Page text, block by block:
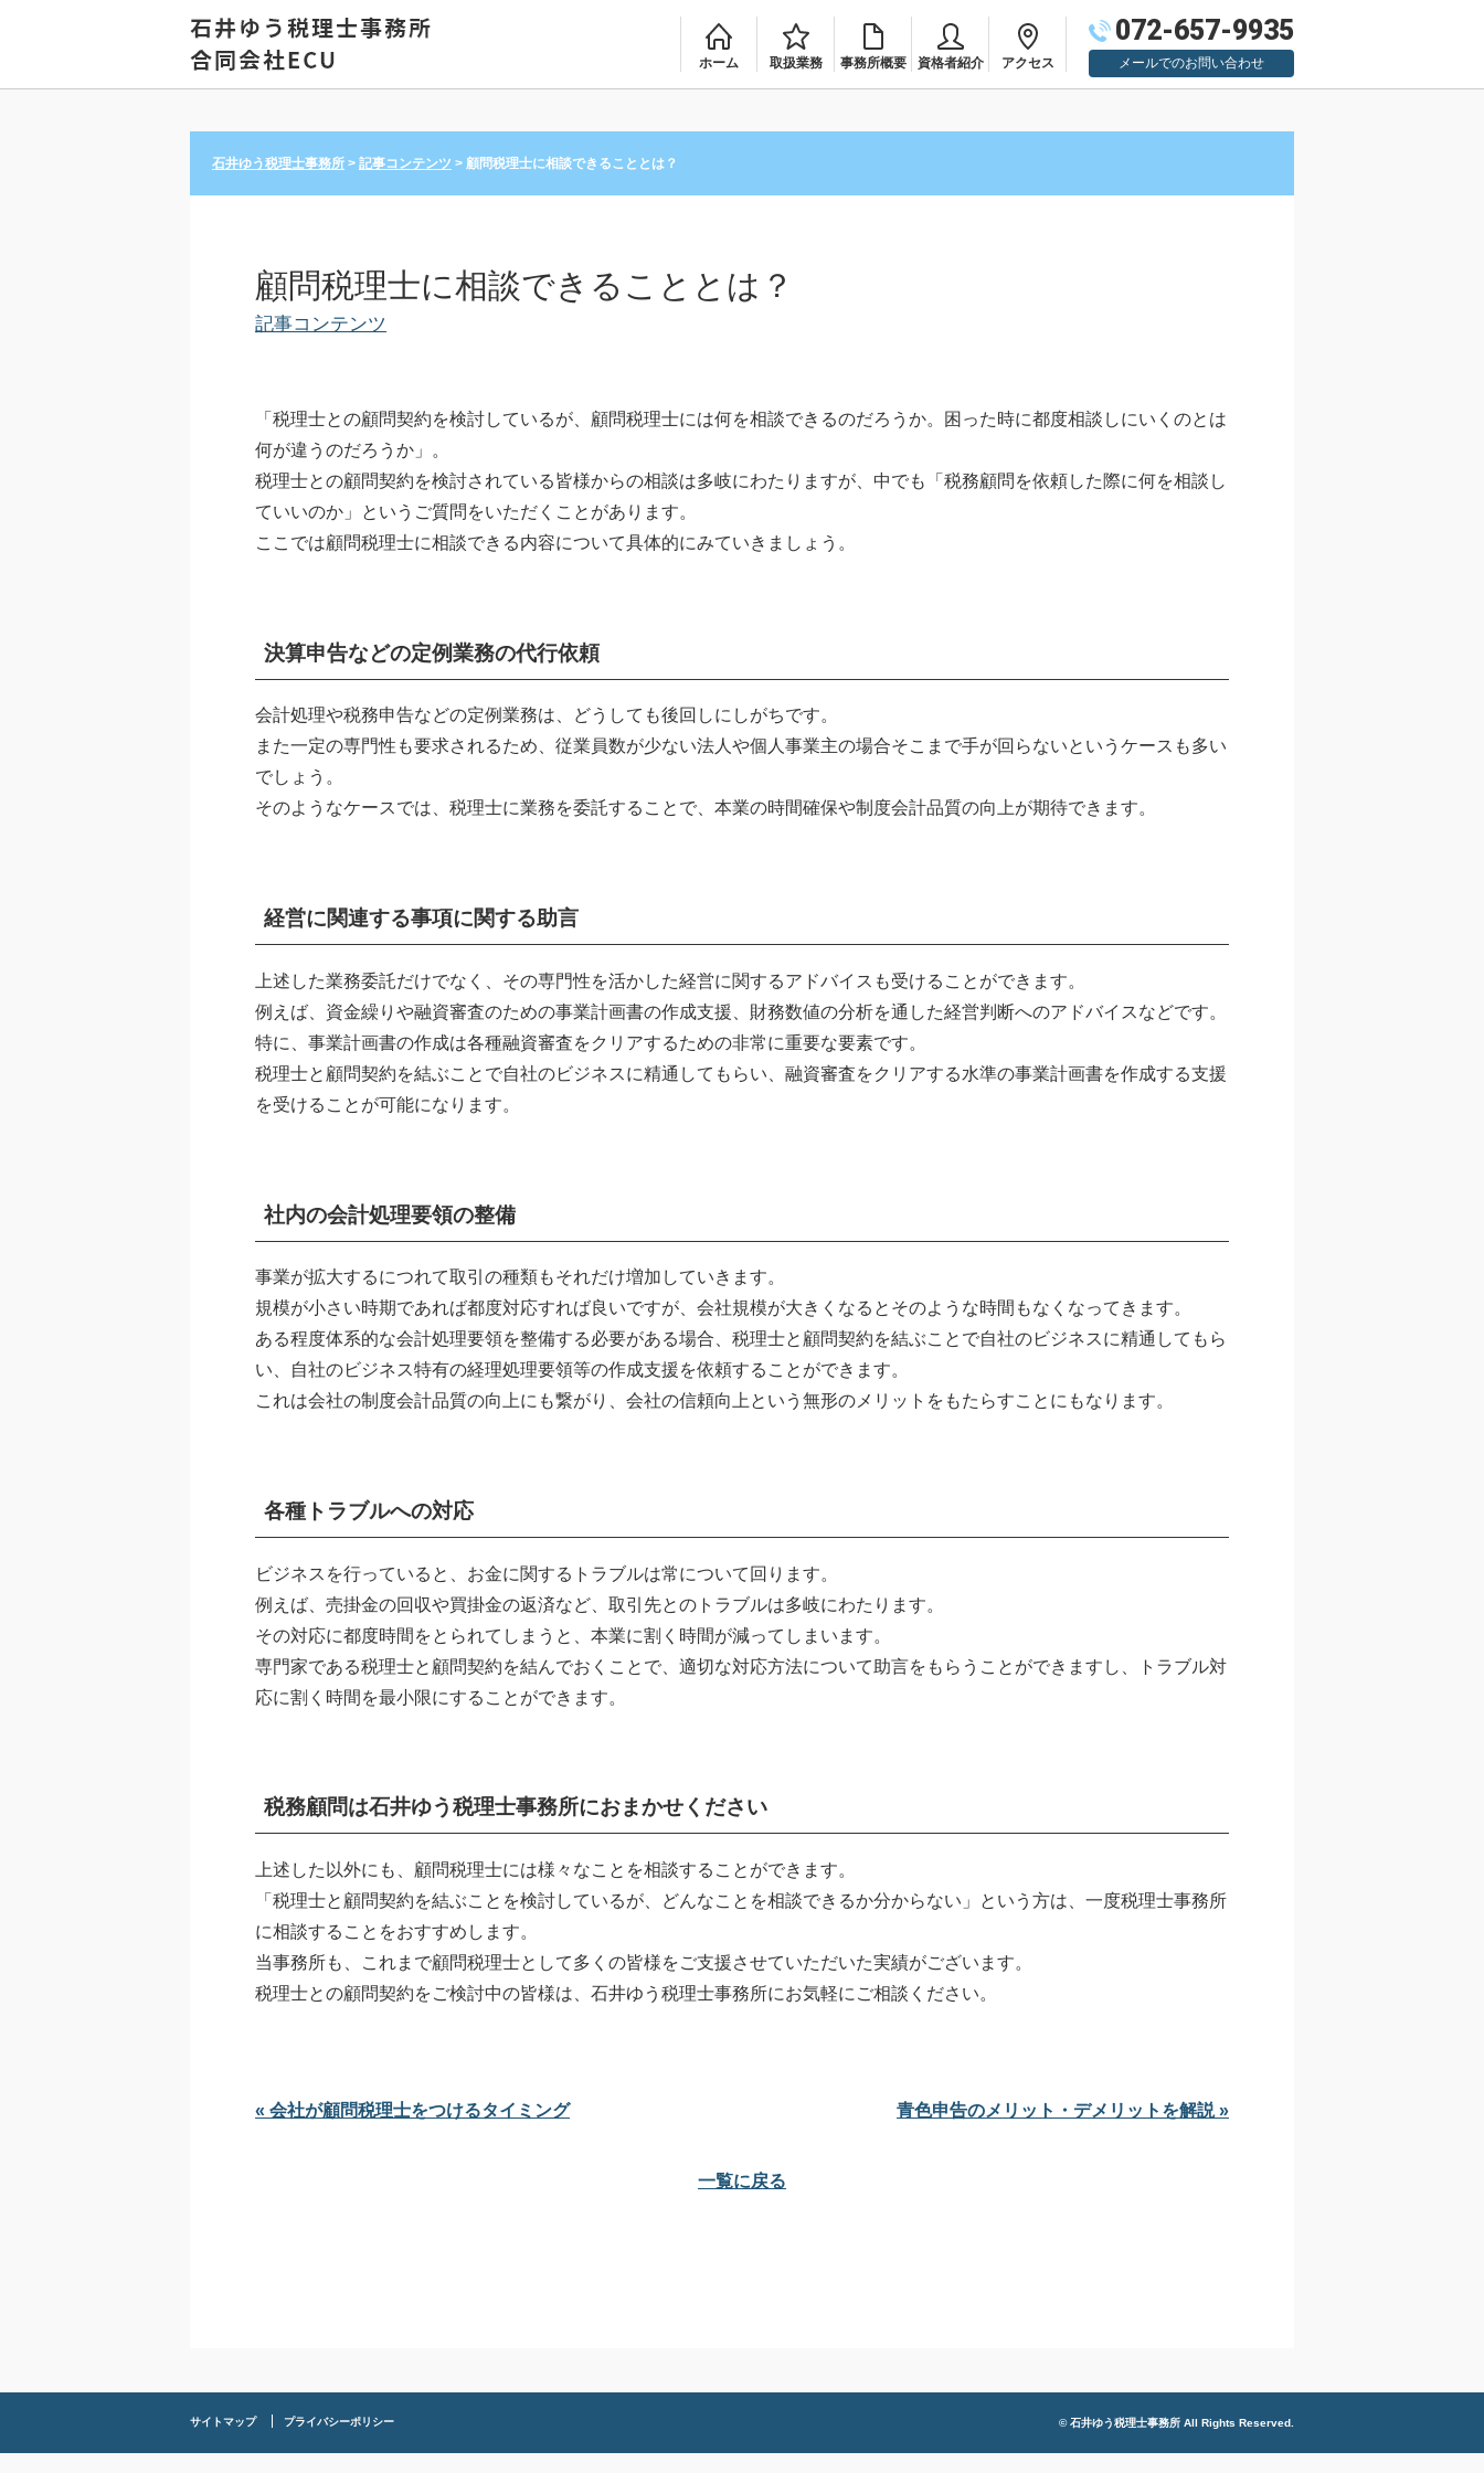
ホーム 取扱業務 事務所概要 資格者紹介 アクセス
072-657-9935
メールでのお問い合わせ
石井ゆう税理士事務所 > 記事コンテンツ > 顧問税理士に相談できることとは？
顧問税理士に相談できることとは？
記事コンテンツ
「税理士との顧問契約を検討しているが、顧問税理士には何を相談できるのだろうか。困った時に都度相談しにいくのとは
何が違うのだろうか」。
税理士との顧問契約を検討されている皆様からの相談は多岐にわたりますが、中でも「税務顧問を依頼した際に何を相談し
ていいのか」というご質問をいただくことがあります。
ここでは顧問税理士に相談できる内容について具体的にみていきましょう。
決算申告などの定例業務の代行依頼
会計処理や税務申告などの定例業務は、どうしても後回しにしがちです。
また一定の専門性も要求されるため、従業員数が少ない法人や個人事業主の場合そこまで手が回らないというケースも多い
でしょう。
そのようなケースでは、税理士に業務を委託することで、本業の時間確保や制度会計品質の向上が期待できます。
経営に関連する事項に関する助言
上述した業務委託だけでなく、その専門性を活かした経営に関するアドバイスも受けることができます。
例えば、資金繰りや融資審査のための事業計画書の作成支援、財務数値の分析を通した経営判断へのアドバイスなどです。
特に、事業計画書の作成は各種融資審査をクリアするための非常に重要な要素です。
税理士と顧問契約を結ぶことで自社のビジネスに精通してもらい、融資審査をクリアする水準の事業計画書を作成する支援
を受けることが可能になります。
社内の会計処理要領の整備
事業が拡大するにつれて取引の種類もそれだけ増加していきます。
規模が小さい時期であれば都度対応すれば良いですが、会社規模が大きくなるとそのような時間もなくなってきます。
ある程度体系的な会計処理要領を整備する必要がある場合、税理士と顧問契約を結ぶことで自社のビジネスに精通してもら
い、自社のビジネス特有の経理処理要領等の作成支援を依頼することができます。
これは会社の制度会計品質の向上にも繋がり、会社の信頼向上という無形のメリットをもたらすことにもなります。
各種トラブルへの対応
ビジネスを行っていると、お金に関するトラブルは常について回ります。
例えば、売掛金の回収や買掛金の返済など、取引先とのトラブルは多岐にわたります。
その対応に都度時間をとられてしまうと、本業に割く時間が減ってしまいます。
専門家である税理士と顧問契約を結んでおくことで、適切な対応方法について助言をもらうことができますし、トラブル対
応に割く時間を最小限にすることができます。
税務顧問は石井ゆう税理士事務所におまかせください
上述した以外にも、顧問税理士には様々なことを相談することができます。
「税理士と顧問契約を結ぶことを検討しているが、どんなことを相談できるか分からない」という方は、一度税理士事務所
に相談することをおすすめします。
当事務所も、これまで顧問税理士として多くの皆様をご支援させていただいた実績がございます。
税理士との顧問契約をご検討中の皆様は、石井ゆう税理士事務所にお気軽にご相談ください。
« 会社が顧問税理士をつけるタイミング 青色申告のメリット・デメリットを解説 »
一覧に戻る
サイトマップ プライバシーポリシー © 石井ゆう税理士事務所 All Rights Reserved.